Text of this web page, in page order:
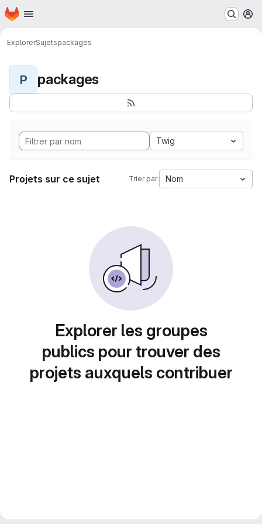
Passer au contenu principal
Page d'accueil
ExplorerSujetspackages
P packages
Twig
Projets sur ce sujet Trier par: Nom
Explorer les groupes
publics pour trouver des
projets auxquels contribuer